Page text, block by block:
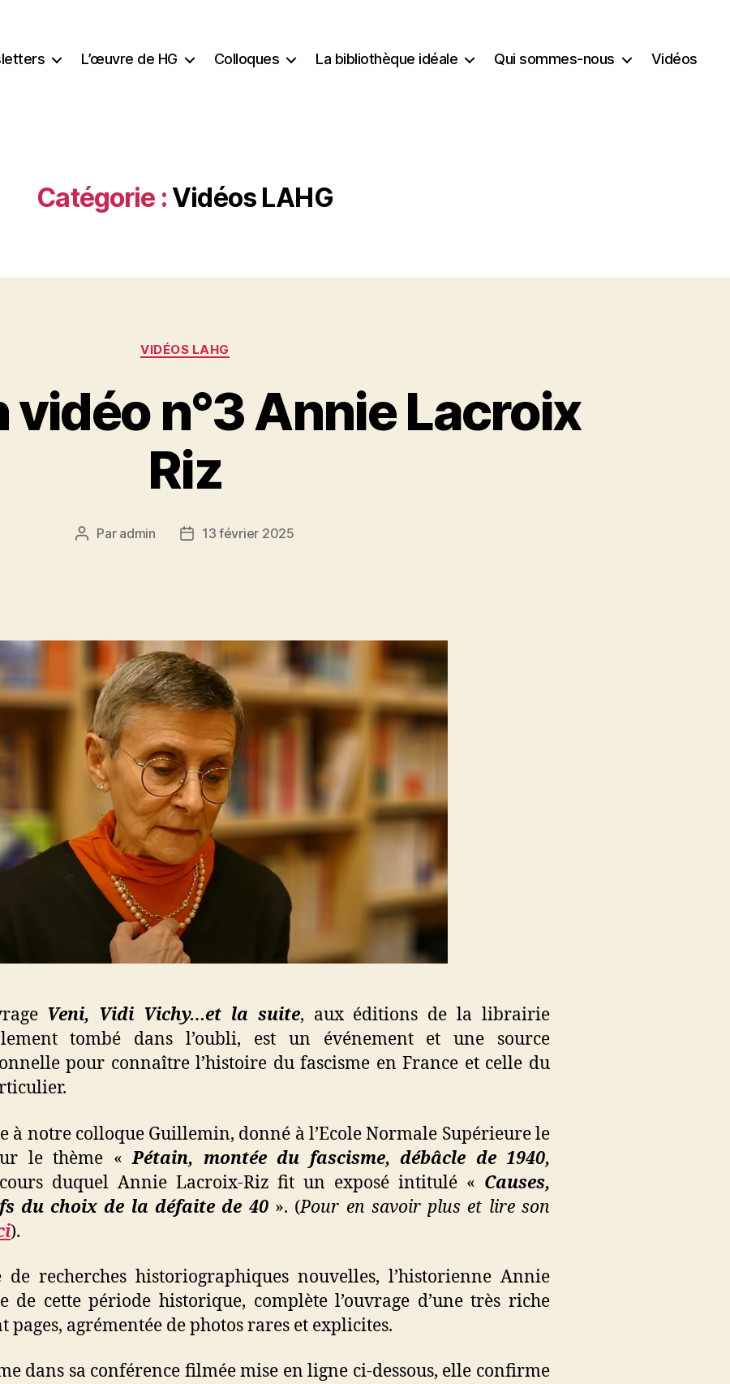
L’œuvre de HG Colloques La bibliothèque idéale Qui sommes-nous Vidéos
Catégorie : Vidéos LAHG
Catégories
VIDÉOS LAHG
vidéo n°3 Annie Lacroix
Riz
Auteur
Par admin
Date13 février 2025
Veni, Vidi Vichy…et la suite, aux éditions de la librairie
tombé dans l’oubli, est un événement et une source
pour connaître l’histoire du fascisme en France et celle du
à notre colloque Guillemin, donné à l’Ecole Normale Supérieure le
le thème «Pétain, montée du fascisme, débâcle de 1940,
duquel Annie Lacroix-Riz fit un exposé intitulé « Causes,
du choix de la défaite de 40 ». (Pour en savoir plus et lire son
).
de recherches historiographiques nouvelles, l’historienne Annie
de cette période historique, complète l’ouvrage d’une très riche
pages, agrémentée de photos rares et explicites.
dans sa conférence filmée mise en ligne ci-dessous, elle confirme